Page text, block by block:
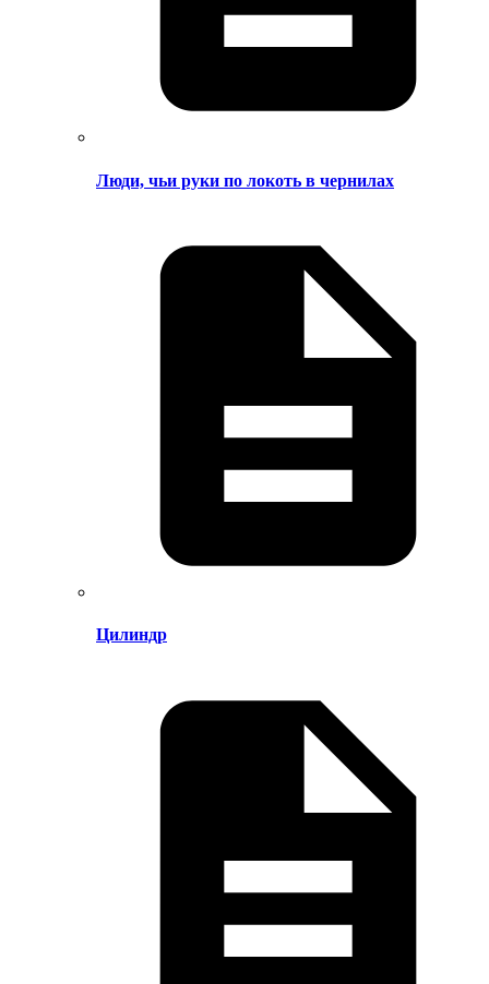
Люди, чьи руки по локоть в чернилах
Цилиндр